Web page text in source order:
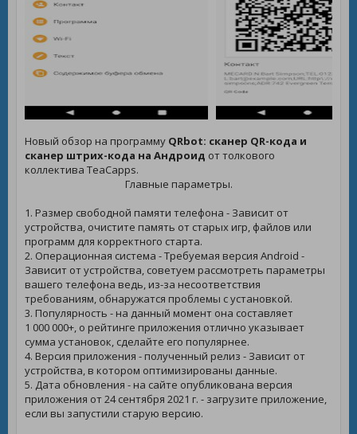
Новый обзор на программу QRbot: сканер QR-кода и
сканер штрих-кода на Андроид от толкового
коллектива TeaCapps.
Главные параметры.
1. Размер свободной памяти телефона - Зависит от
устройства, очистите память от старых игр, файлов или
программ для корректного старта.
2. Операционная система - Требуемая версия Android -
Зависит от устройства, советуем рассмотреть параметры
вашего телефона ведь, из-за несоответствия
требованиям, обнаружатся проблемы с установкой.
3. Популярность - на данный момент она составляет
1 000 000+, о рейтинге приложения отлично указывает
сумма установок, сделайте его популярнее.
4. Версия приложения - полученный релиз - Зависит от
устройства, в котором оптимизированы данные.
5. Дата обновления - на сайте опубликована версия
приложения от 24 сентября 2021 г. - загрузите приложение,
если вы запустили старую версию.